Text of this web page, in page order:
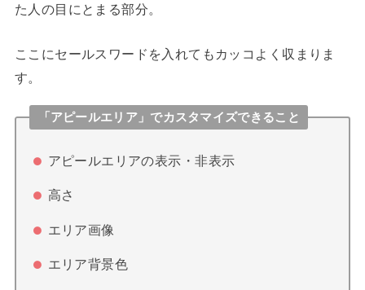
た人の目にとまる部分。
ここにセールスワードを入れてもカッコよく収まりま
す。
「アピールエリア」でカスタマイズできること
アピールエリアの表示・非表示
高さ
エリア画像
エリア背景色